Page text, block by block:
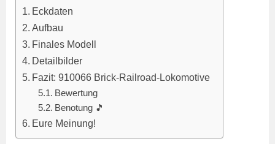
Eckdaten
Aufbau
Finales Modell
Detailbilder
Fazit: 910066 Brick-Railroad-Lokomotive
Bewertung
Benotung 🎵
Eure Meinung!